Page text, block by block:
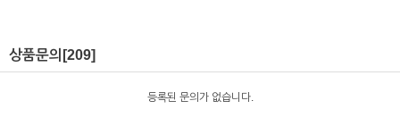
상품문의 [209]
등록된 문의가 없습니다.